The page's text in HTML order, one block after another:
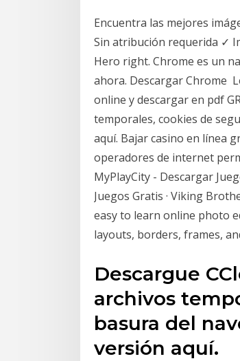
Encuentra las mejores
Sin atribución requerida ✓
Hero right. Chrome es un
ahora. Descargar Chrome
online y descargar en pdf
temporales, cookies de
aquí. Bajar casino en línea
operadores de internet
MyPlayCity - Descargar
Juegos Gratis · Viking
easy to learn online photo
layouts, borders, frames,
Descargue
archivos
basura del
versión aquí.